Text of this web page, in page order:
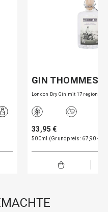
GIN THOMMES
London Dry Gin mit 17 regiona…
33,95 €
500ml (Grundpreis: 67,90 €